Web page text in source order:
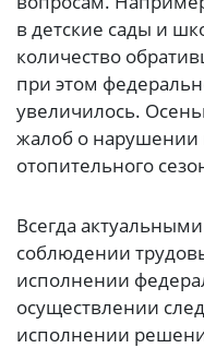
в детские сады и
количество
при этом
увеличилось.
жалоб о нарушении
отопительного
Всегда
соблюдении
исполнении
осуществлении
исполнении